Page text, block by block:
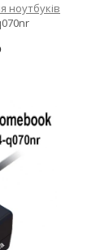
ноутбуків